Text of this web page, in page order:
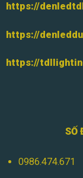
https://
https://
https://
SỐ
0986.474.671